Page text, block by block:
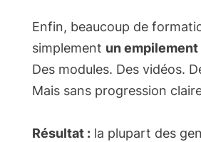
Enfin, beaucoup de
simplement un
Des modules. Des vidéos.
Mais sans progression
Résultat : la plupart des